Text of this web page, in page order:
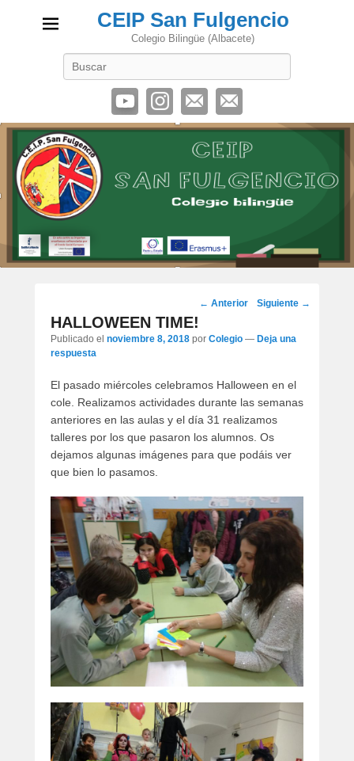
CEIP San Fulgencio
Colegio Bilingüe (Albacete)
Navegación
los
← Anterior Siguiente →
HALLOWEEN TIME!
Publicado el noviembre 8, 2018 por Colegio — Deja una
respuesta
El pasado miércoles celebramos Halloween en el
cole. Realizamos actividades durante las semanas
anteriores en las aulas y el día 31 realizamos
talleres por los que pasaron los alumnos. Os
dejamos algunas imágenes para que podáis ver
que bien lo pasamos.